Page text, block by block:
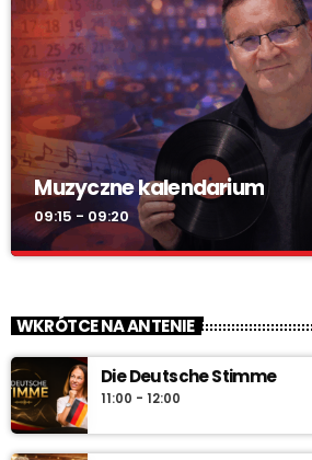
Muzyczne kalendarium
09:15 - 09:20
muzyki. Rocznice, premiery, anegdoty i
pon.–sob. 7:45 i 12:45, w niedzielę 7:45 +
10:00. Włącz i sprawdź „co dziś gra
WKRÓTCE NA ANTENIE
Die Deutsche Stimme
11:00 - 12:00